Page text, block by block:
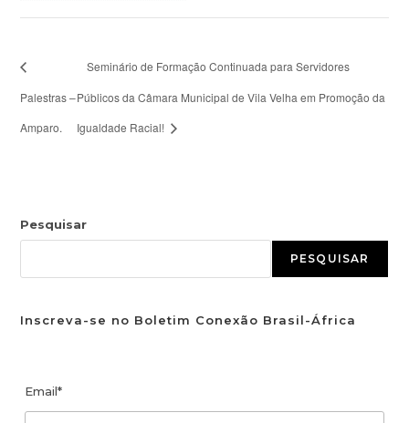
Palestras –
Amparo.
Seminário de Formação Continuada para Servidores
Públicos da Câmara Municipal de Vila Velha em Promoção da
Igualdade Racial!
Pesquisar
PESQUISAR
Inscreva-se no Boletim Conexão Brasil-África
Email*